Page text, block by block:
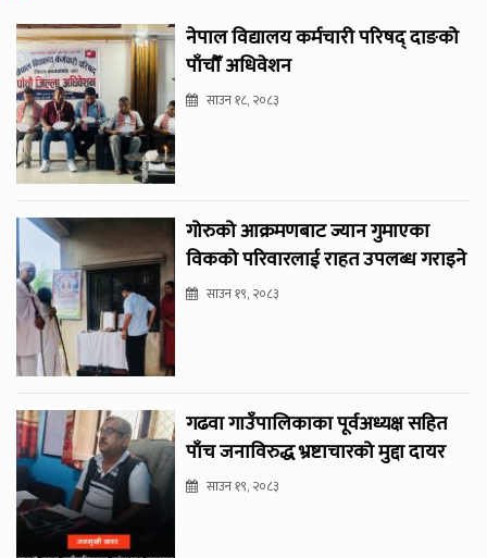
नेपाल विद्यालय कर्मचारी परिषद् दाङको
पाँचौँ अधिवेशन
साउन १८, २०८३
गोरुको आक्रमणबाट ज्यान गुमाएका
विकको परिवारलाई राहत उपलब्ध गराइने
साउन १९, २०८३
गढवा गाउँपालिकाका पूर्वअध्यक्ष सहित
पाँच जनाविरुद्ध भ्रष्टाचारको मुद्दा दायर
साउन १९, २०८३